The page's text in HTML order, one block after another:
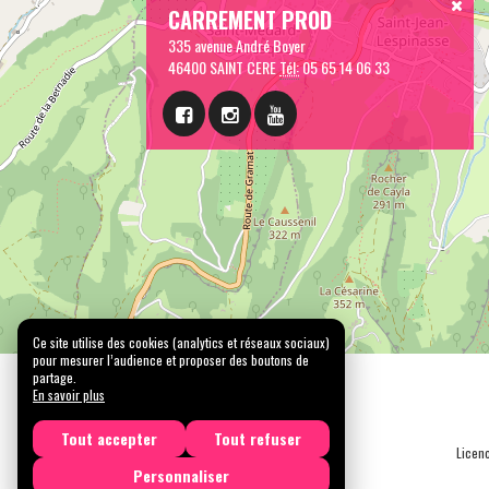
CARREMENT PROD
335 avenue André Boyer
46400 SAINT CERETél:05 65 14 06 33
Ce site utilise des cookies (analytics et réseaux sociaux)
pour mesurer l’audience et proposer des boutons de
partage.
En savoir plus
Tout accepter
Tout refuser
Personnaliser